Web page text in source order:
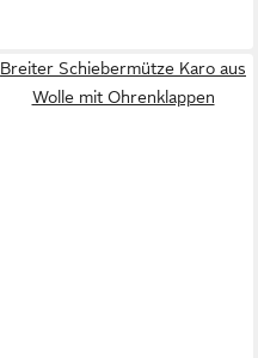
Breiter Schiebermütze Karo aus
Wolle mit Ohrenklappen